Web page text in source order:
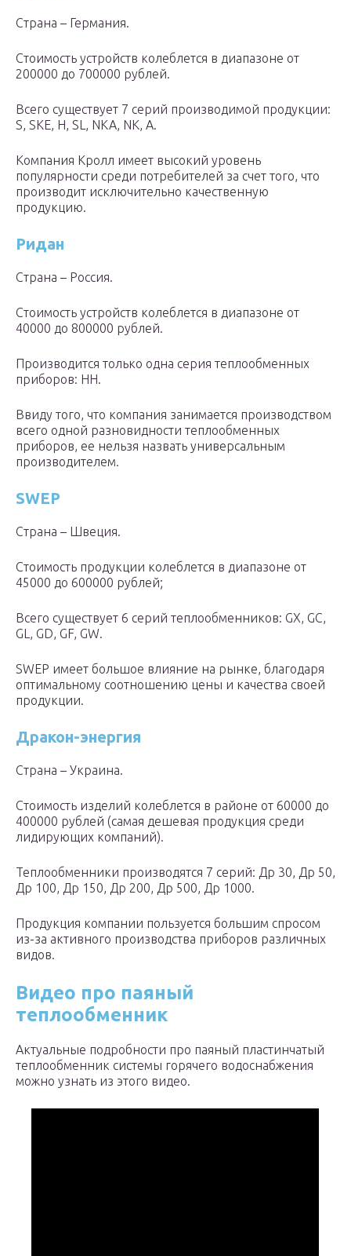
Страна – Германия.
Стоимость устройств колеблется в диапазоне от
200000 до 700000 рублей.
Всего существует 7 серий производимой продукции:
S, SKE, H, SL, NKA, NK, A.
Компания Кролл имеет высокий уровень
популярности среди потребителей за счет того, что
производит исключительно качественную
продукцию.
Ридан
Страна – Россия.
Стоимость устройств колеблется в диапазоне от
40000 до 800000 рублей.
Производится только одна серия теплообменных
приборов: HH.
Ввиду того, что компания занимается производством
всего одной разновидности теплообменных
приборов, ее нельзя назвать универсальным
производителем.
SWEP
Страна – Швеция.
Стоимость продукции колеблется в диапазоне от
45000 до 600000 рублей;
Всего существует 6 серий теплообменников: GX, GC,
GL, GD, GF, GW.
SWEP имеет большое влияние на рынке, благодаря
оптимальному соотношению цены и качества своей
продукции.
Дракон-энергия
Страна – Украина.
Стоимость изделий колеблется в районе от 60000 до
400000 рублей (самая дешевая продукция среди
лидирующих компаний).
Теплообменники производятся 7 серий: Др 30, Др 50,
Др 100, Др 150, Др 200, Др 500, Др 1000.
Продукция компании пользуется большим спросом
из-за активного производства приборов различных
видов.
Видео про паяный
теплообменник
Актуальные подробности про паяный пластинчатый
теплообменник системы горячего водоснабжения
можно узнать из этого видео.